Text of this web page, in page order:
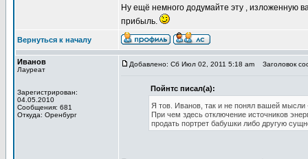
Ну ещё немного додумайте эту , изложенную
прибыль.
Вернуться к началу
Иванов
Лауреат
Зарегистрирован:
04.05.2010
Сообщения: 681
Откуда: Оренбург
Добавлено: Сб Июл 02, 2011 5:18 am Заголовок
Пойнтс писал(а):
Я тов. Иванов, так и не понял вашей
При чем здесь отключение источников
продать портрет бабушки либо другую